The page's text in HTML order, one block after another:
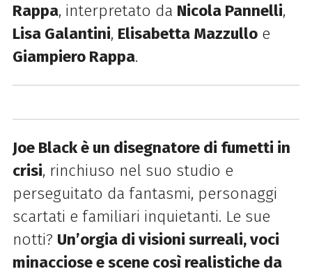
Rappa, interpretato da Nicola Pannelli,
Lisa Galantini, Elisabetta Mazzulloe
Giampiero Rappa.
Joe Black è un disegnatore di fumetti in
crisi, rinchiuso nel suo studio e
perseguitato da fantasmi, personaggi
scartati e familiari inquietanti. Le sue
notti? Un’orgia di visioni surreali, voci
minacciose e scene così realistiche da